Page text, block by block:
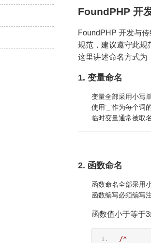
FoundPHP 开
FoundPHP 开发与
规范，建议遵守此规
这里讲述命名方式为
1. 变量命名
变量全部采用小写
使用’_’作为每个词
临时变量通常被取
2. 函数命名
函数命名全部采用
函数编写必须编写
函数值小于等于
/*